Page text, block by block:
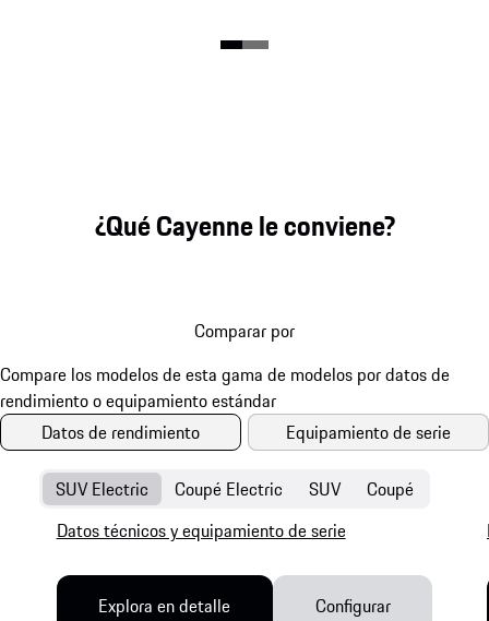
¿Qué Cayenne le conviene?
Comparar por
Datos de rendimiento Equipamiento de serie
SUV Electric Coupé Electric SUV Coupé
Datos técnicos y equipamiento de serie
Explora en detalle Configurar